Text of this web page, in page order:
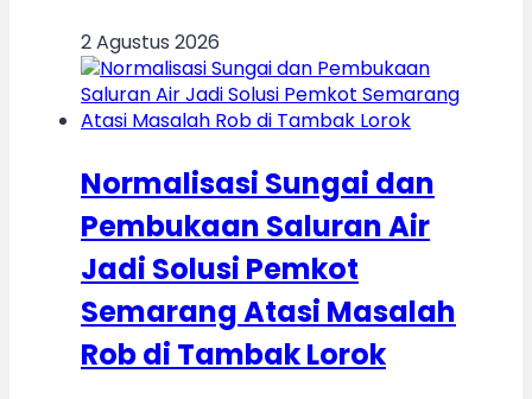
2 Agustus 2026
Normalisasi Sungai dan
Pembukaan Saluran Air
Jadi Solusi Pemkot
Semarang Atasi Masalah
Rob di Tambak Lorok